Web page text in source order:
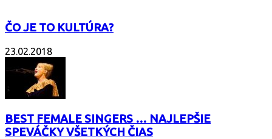
ČO JE TO KULTÚRA?
23.02.2018
BEST FEMALE SINGERS … NAJLEPŠIE
SPEVÁČKY VŠETKÝCH ČIAS